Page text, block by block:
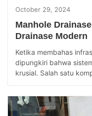
October 29, 2024
Manhole
Drainase Modern
Ketika membahas
dipungkiri bahwa
krusial. Salah satu